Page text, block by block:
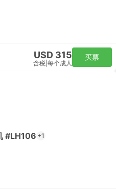
USD 315
含税 每个成人
买票
#LH106 +1